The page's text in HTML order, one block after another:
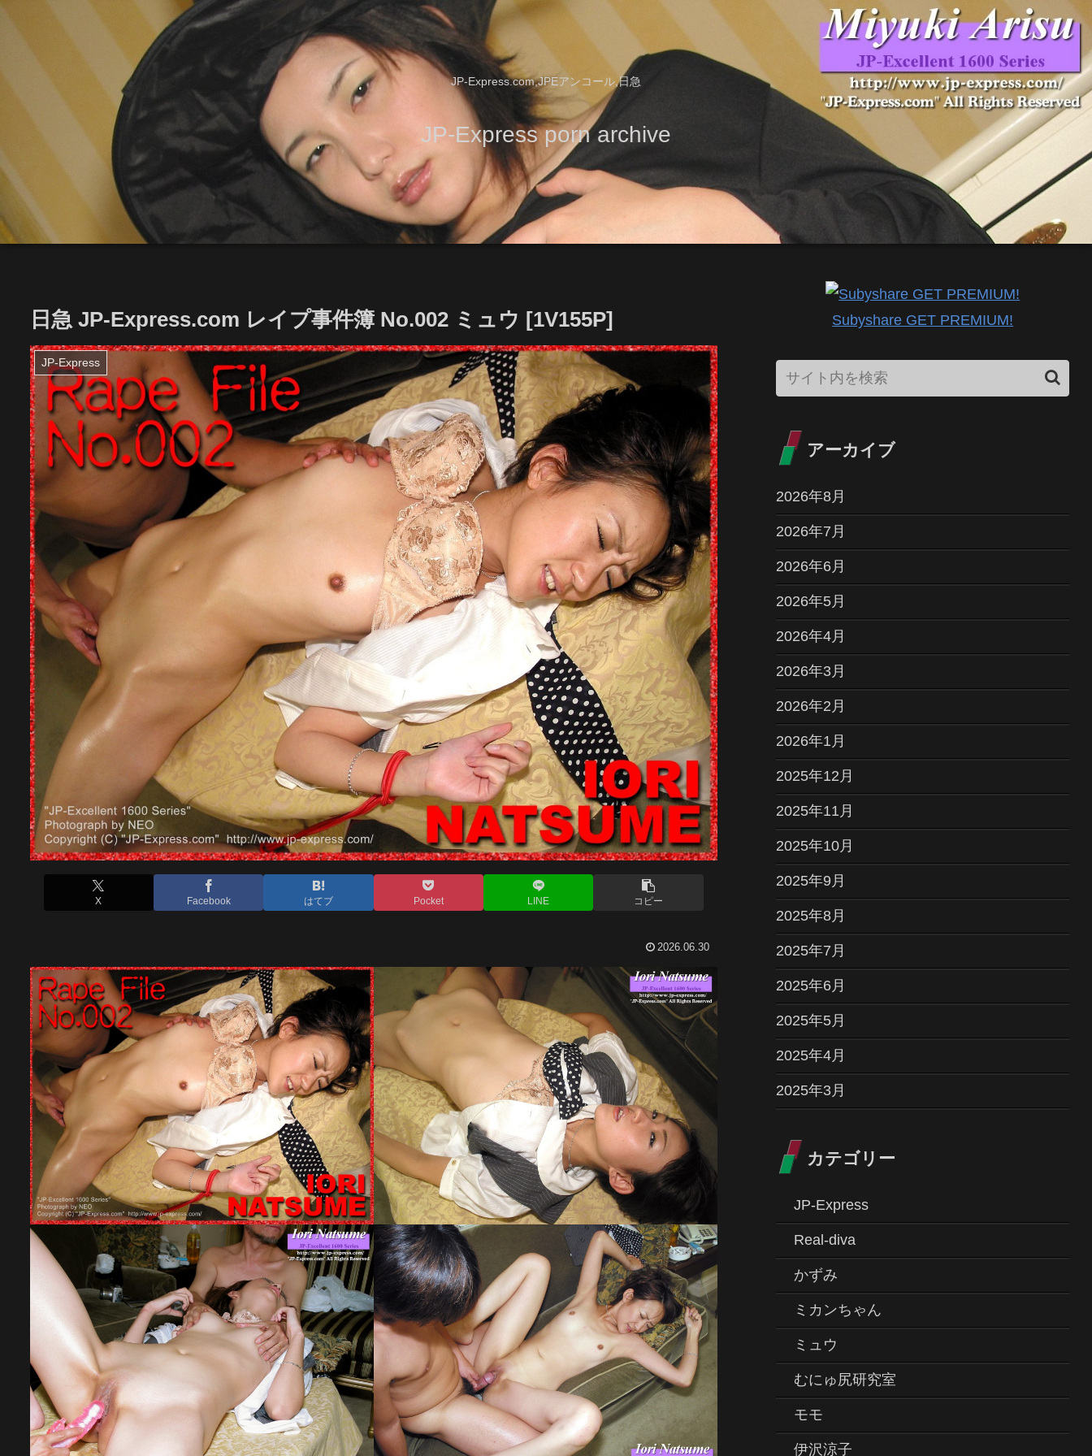
JP-Express.com,JPEアンコール,日急
JP-Express porn archive
日急 JP-Express.com レイプ事件簿 No.002 ミュウ [1V155P]
JP-Express
X Facebook はてブ Pocket LINE コピー
2026.06.30
Subyshare GET PREMIUM!
アーカイブ
2026年8月
2026年7月
2026年6月
2026年5月
2026年4月
2026年3月
2026年2月
2026年1月
2025年12月
2025年11月
2025年10月
2025年9月
2025年8月
2025年7月
2025年6月
2025年5月
2025年4月
2025年3月
カテゴリー
JP-Express
Real-diva
かずみ
ミカンちゃん
ミュウ
むにゅ尻研究室
モモ
伊沢涼子